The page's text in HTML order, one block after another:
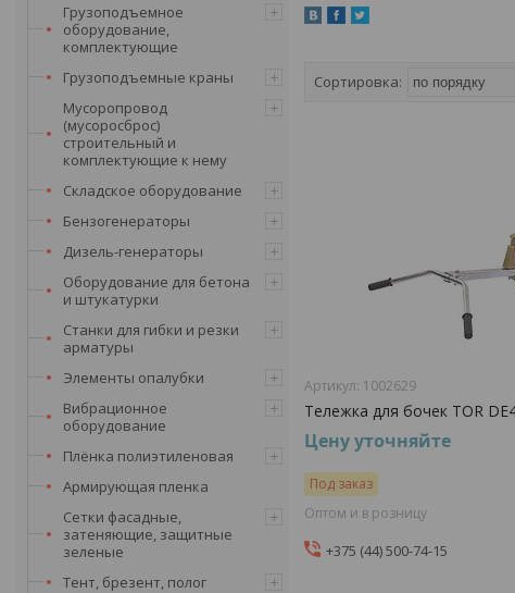
Грузоподъемное
оборудование,
комплектующие
Грузоподъемные краны
Мусоропровод
(мусоросброс)
строительный и
комплектующие к нему
Складское оборудование
Бензогенераторы
Дизель-генераторы
Оборудование для бетона
и штукатурки
Станки для гибки и резки
арматуры
Элементы опалубки
Вибрационное
оборудование
Плёнка полиэтиленовая
Армирующая пленка
Сетки фасадные,
затеняющие, защитные
зеленые
Тент, брезент, полог
1002629
Тележка для бочек TOR
Цену уточняйте
Под заказ
Оптом и в розницу
+375 (44) 500-74-15